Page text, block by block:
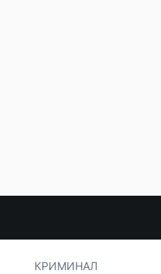
КРИМИНАЛ